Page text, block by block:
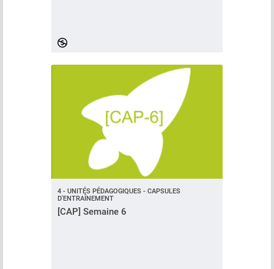
4 - UNITÉS PÉDAGOGIQUES - CAPSULES
D'ENTRAÎNEMENT
[CAP] Semaine 6